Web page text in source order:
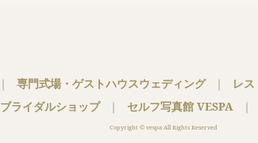
｜ 専門式場・ゲストハウスウェディング ｜ レ
ブライダルショップ ｜ セルフ写真館 VESPA ｜
Copyright © vespa All Rights Reserved